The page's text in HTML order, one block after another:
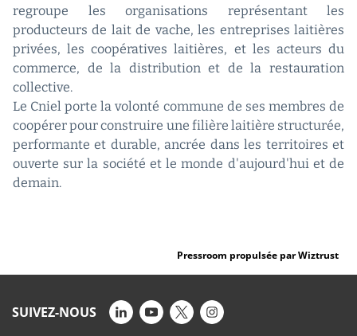
regroupe les organisations représentant les
producteurs de lait de vache, les entreprises laitières
privées, les coopératives laitières, et les acteurs du
commerce, de la distribution et de la restauration
collective.
Le Cniel porte la volonté commune de ses membres de
coopérer pour construire une filière laitière structurée,
performante et durable, ancrée dans les territoires et
ouverte sur la société et le monde d'aujourd'hui et de
demain.
Pressroom propulsée par Wiztrust
SUIVEZ-NOUS